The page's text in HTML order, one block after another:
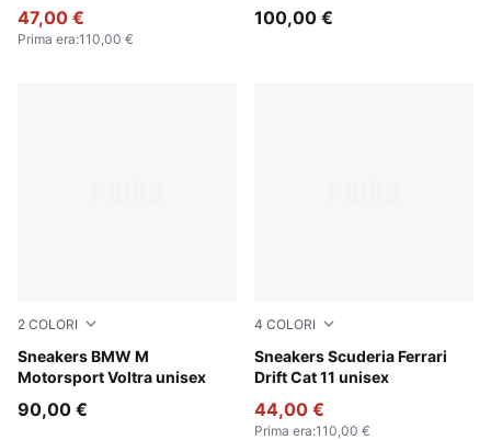
47,00 €
Prima era:110,00 €
100,00 €
2 COLORI
Sneakers BMW M
Motorsport Voltra unisex
Puma White
90,00 €
4 COLORI
Sneakers Scuderia Ferrari
Drift Cat 11 unisex
Rosso Corsa-PUMA Black
44,00 €
Prima era:110,00 €